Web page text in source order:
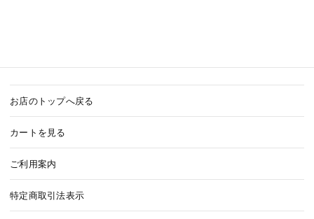
お店のトップへ戻る
カートを見る
ご利用案内
特定商取引法表示